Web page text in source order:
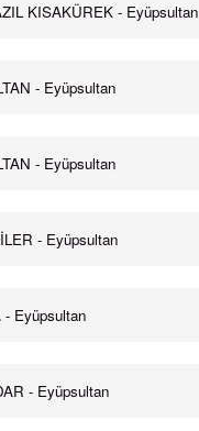
KISAKÜREK - Eyüpsultan
- Eyüpsultan
- Eyüpsultan
- Eyüpsultan
Eyüpsultan
- Eyüpsultan